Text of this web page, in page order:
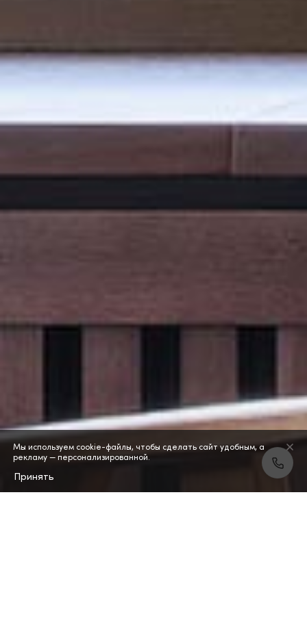
Мы используем cookie-файлы, чтобы сделать сайт удобным, а
рекламу — персонализированной.
Принять